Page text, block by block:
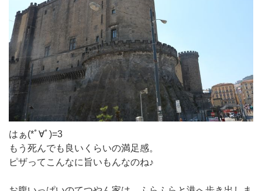
はぁ(*ﾟ∀ﾟ)=3
もう死んでも良いくらいの満足感。
ピザってこんなに旨いもんなのね♪